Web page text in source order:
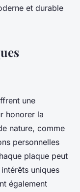
et durable
une
honorer la
nature, comme
personnelles
plaque peut
uniques
également